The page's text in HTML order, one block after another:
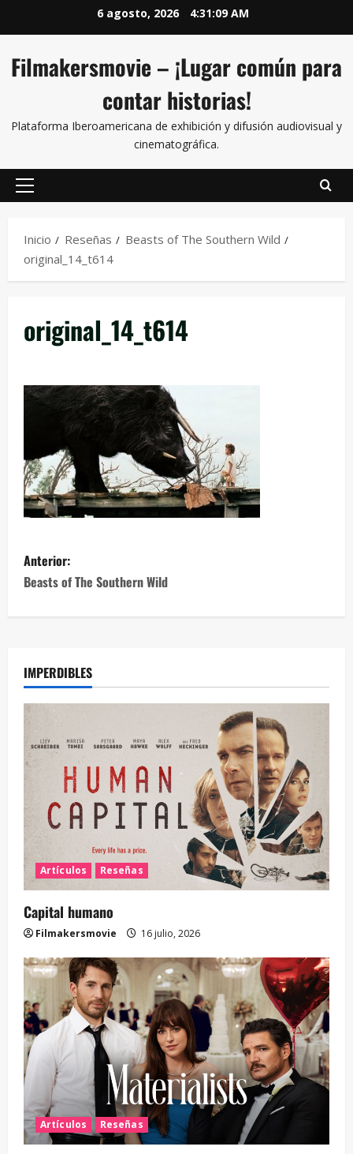
6 agosto, 2026 4:31:09 AM
Filmakersmovie – ¡Lugar común para
contar historias!
Plataforma Iberoamericana de exhibición y difusión audiovisual y
cinematográfica.
Inicio Reseñas
Beasts of The Southern Wild
original_14_t614
original_14_t614
Anterior:
Beasts of The Southern Wild
IMPERDIBLES
Artículos Reseñas
Capital humano
Filmakersmovie 16 julio, 2026
Artículos Reseñas